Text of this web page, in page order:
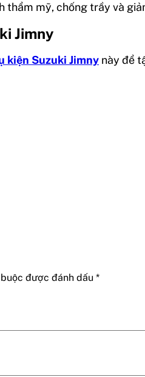
thẩm mỹ, chống trầy và
Jimny
kiện Suzuki Jimny này để
được đánh dấu *